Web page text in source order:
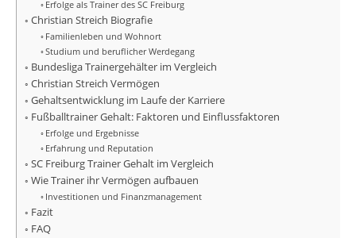
Erfolge als Trainer des SC Freiburg
Christian Streich Biografie
Familienleben und Wohnort
Studium und beruflicher Werdegang
Bundesliga Trainergehälter im Vergleich
Christian Streich Vermögen
Gehaltsentwicklung im Laufe der Karriere
Fußballtrainer Gehalt: Faktoren und Einflussfaktoren
Erfolge und Ergebnisse
Erfahrung und Reputation
SC Freiburg Trainer Gehalt im Vergleich
Wie Trainer ihr Vermögen aufbauen
Investitionen und Finanzmanagement
Fazit
FAQ